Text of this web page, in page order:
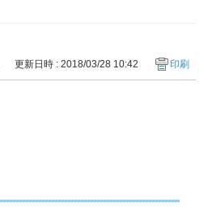
更新日時 : 2018/03/28 10:42 印刷